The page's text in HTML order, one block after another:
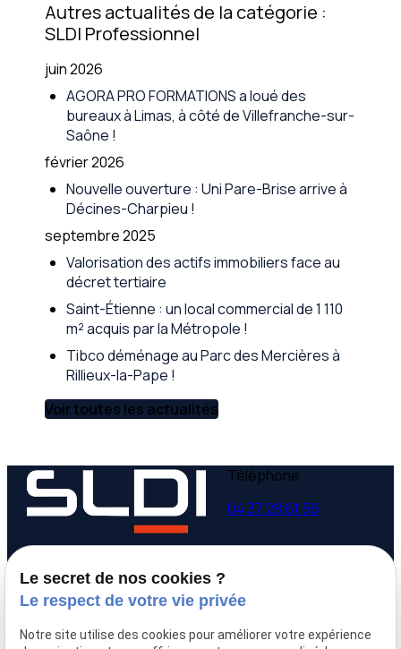
Autres actualités de la catégorie :
SLDI Professionnel
juin 2026
AGORA PRO FORMATIONS a loué des
bureaux à Limas, à côté de Villefranche-sur-
Saône !
février 2026
Nouvelle ouverture : Uni Pare-Brise arrive à
Décines-Charpieu !
septembre 2025
Valorisation des actifs immobiliers face au
décret tertiaire
Saint-Étienne : un local commercial de 1 110
m² acquis par la Métropole !
Tibco déménage au Parc des Mercières à
Rillieux-la-Pape !
Voir toutes les actualités
Téléphone
04 37 28 61 56
9 avenue Victor Hugo
69160 Tassin la Demi-
Lune
Lundi - Vendredi
18:00
Le secret de nos cookies ?
Le respect de votre vie privée
Notre site utilise des cookies pour améliorer votre expérience